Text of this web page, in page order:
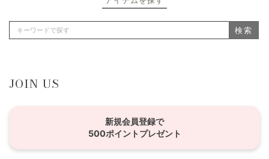
検索
JOIN US
新規会員登録で
500ポイントプレゼント